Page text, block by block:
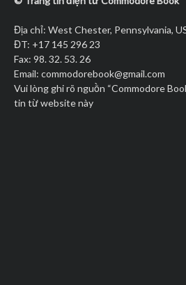
Địa chỉ: West Chester, Pennsylvania,
ĐT: +17 145 296 23
Fax: 98. 32. 53. 26
Email: commodorebook@gmail.com
Vui lòng ghi rõ nguồn “Commodore
tin từ website này